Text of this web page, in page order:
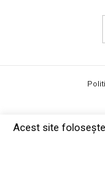
Acest site